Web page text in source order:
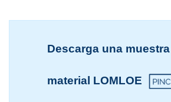
Descarga una
material LOMLOE